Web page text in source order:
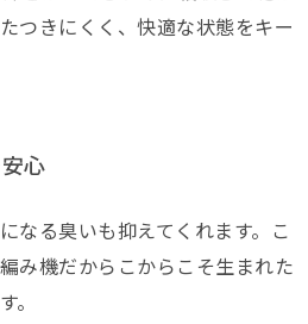
つきにくく、快適な状態をキー
心
なる臭いも抑えてくれます。こ
み機だからこからこそ生まれた
。